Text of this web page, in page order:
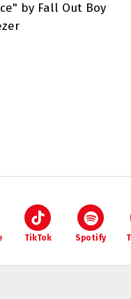
by Fall Out Boy
TikTok Spotify